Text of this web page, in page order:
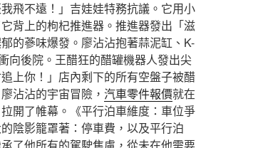
飛不遠！」吉娃娃特務抗議。它用小
背上的枸杞推進器。推進器發出「滋
的蔘味爆發。廖沾沾抱著蒜泥缸、K-
向後院。王醋狂的醋罐機器人發出尖
上你！」店內剩下的所有空盤子被醋
沾沾的宇宙冒險， 汽車零件報價就在
開了帷幕。《平行泊車維度：車位爭
陰影籠罩著：停車費，以及平行泊